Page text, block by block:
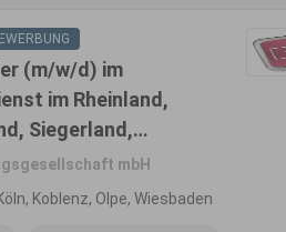
(m/w/d) im
im Rheinland,
Siegerland,
Hunsrück und
mbH
Koblenz, Olpe, Wiesbaden